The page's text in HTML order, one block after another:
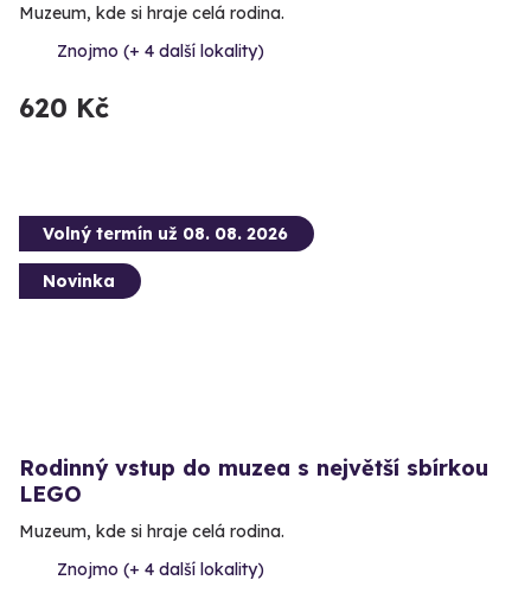
Muzeum, kde si hraje celá rodina.
Znojmo (+ 4 další lokality)
620 Kč
Volný termín už 08. 08. 2026
Novinka
Rodinný vstup do muzea s největší sbírkou
LEGO
Muzeum, kde si hraje celá rodina.
Znojmo (+ 4 další lokality)